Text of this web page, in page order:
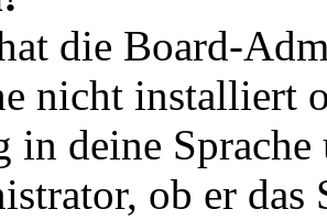
die Board-
nicht installiert
in deine
ob er das